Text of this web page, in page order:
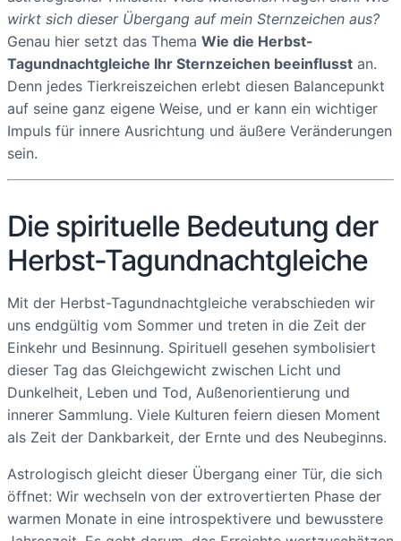
wirkt sich dieser Übergang auf mein Sternzeichen aus?
Genau hier setzt das Thema Wie die Herbst-
Tagundnachtgleiche Ihr Sternzeichen beeinflusst an.
Denn jedes Tierkreiszeichen erlebt diesen Balancepunkt
auf seine ganz eigene Weise, und er kann ein wichtiger
Impuls für innere Ausrichtung und äußere Veränderungen
sein.
Die spirituelle Bedeutung der
Herbst-Tagundnachtgleiche
Mit der Herbst-Tagundnachtgleiche verabschieden wir
uns endgültig vom Sommer und treten in die Zeit der
Einkehr und Besinnung. Spirituell gesehen symbolisiert
dieser Tag das Gleichgewicht zwischen Licht und
Dunkelheit, Leben und Tod, Außenorientierung und
innerer Sammlung. Viele Kulturen feiern diesen Moment
als Zeit der Dankbarkeit, der Ernte und des Neubeginns.
Astrologisch gleicht dieser Übergang einer Tür, die sich
öffnet: Wir wechseln von der extrovertierten Phase der
warmen Monate in eine introspektivere und bewusstere